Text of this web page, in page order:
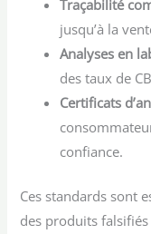
Traçabilité
jusqu’à la
Analyses en
des taux de
Certificats
confiance.
Ces standards sont
des produits